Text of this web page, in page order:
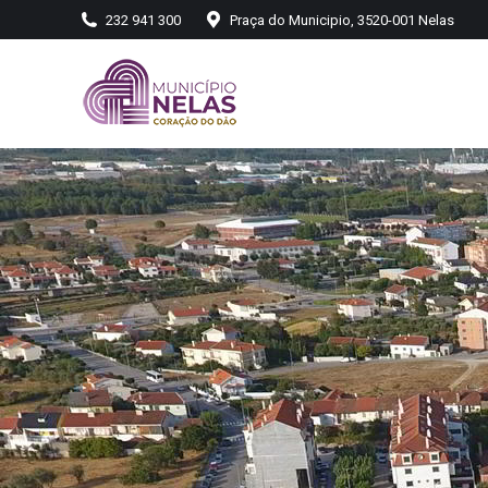
232 941 300 Praça do Municipio, 3520-001 Nelas